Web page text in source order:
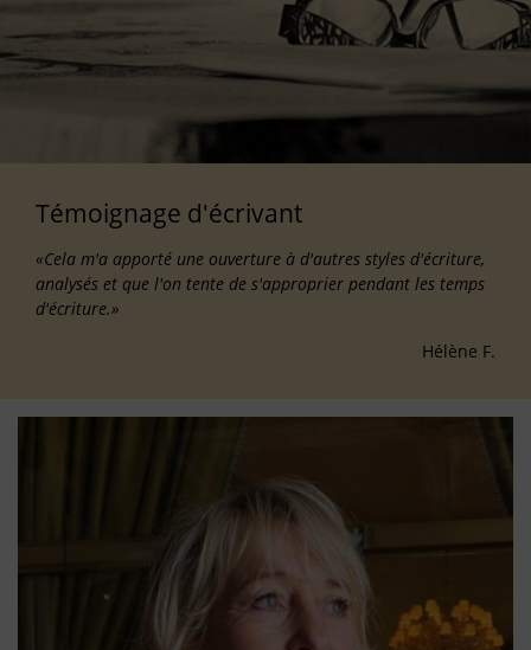
Témoignage d'écrivant
«Cela m'a apporté une ouverture à d'autres styles d'écriture,
analysés et que l'on tente de s'approprier pendant les temps
d'écriture.»
Hélène F.